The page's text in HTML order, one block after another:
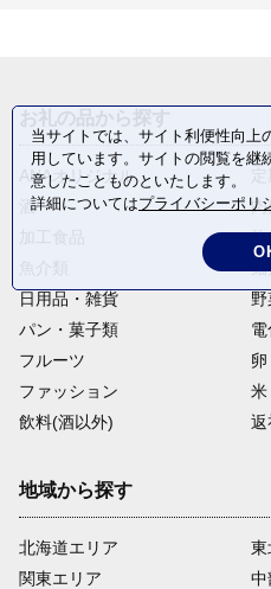
ANAオリジナル
酒
肉
旅
麺
日用品・雑貨
野
パン・菓子類
フルーツ
ファッション
米
飲料(酒以外)
返
地域から探す
北海道エリア
関東エリア
東
中
当サイトでは、サイト利便性向上
用しています。サイトの閲覧を継
意したことものといたします。
詳細についてはプライバシーポリ